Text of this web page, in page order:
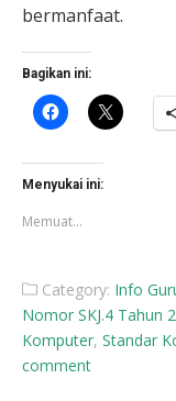
bermanfaat.
Bagikan ini:
Klik
untuk
di
jendela
baru)
Klik
untuk
berbagi
Menyukai ini:
Memuat...
Category: Info
Nomor SKJ.4 Tahun
Komputer, Standar
comment